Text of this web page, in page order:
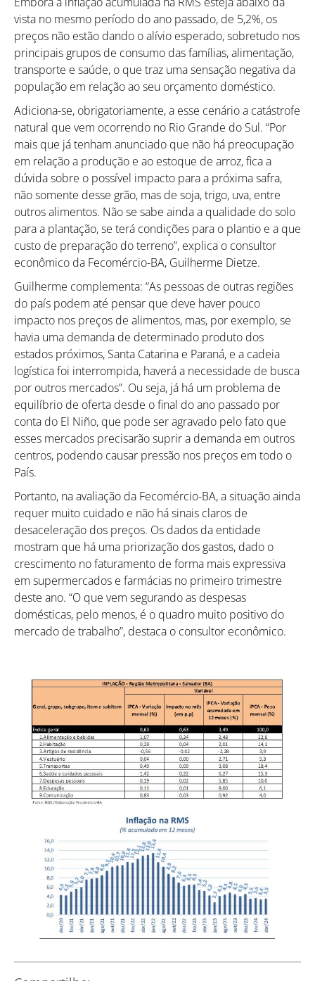
Como utilizar
vista no mesmo período do ano passado, de 5,2%, os
preços não estão dando o alívio esperado, sobretudo nos
principais grupos de consumo das famílias, alimentação,
transporte e saúde, o que traz uma sensação negativa da
população em relação ao seu orçamento doméstico.
Adiciona-se, obrigatoriamente, a esse cenário a catástrofe
natural que vem ocorrendo no Rio Grande do Sul. “Por
mais que já tenham anunciado que não há preocupação
em relação a produção e ao estoque de arroz, fica a
dúvida sobre o possível impacto para a próxima safra,
não somente desse grão, mas de soja, trigo, uva, entre
outros alimentos. Não se sabe ainda a qualidade do solo
para a plantação, se terá condições para o plantio e a que
custo de preparação do terreno”, explica o consultor
econômico da Fecomércio-BA, Guilherme Dietze.
Guilherme complementa: “As pessoas de outras regiões
do país podem até pensar que deve haver pouco
impacto nos preços de alimentos, mas, por exemplo, se
havia uma demanda de determinado produto dos
estados próximos, Santa Catarina e Paraná, e a cadeia
logística foi interrompida, haverá a necessidade de busca
por outros mercados”. Ou seja, já há um problema de
equilíbrio de oferta desde o final do ano passado por
conta do El Niño, que pode ser agravado pelo fato que
esses mercados precisarão suprir a demanda em outros
centros, podendo causar pressão nos preços em todo o
País.
Portanto, na avaliação da Fecomércio-BA, a situação ainda
requer muito cuidado e não há sinais claros de
desaceleração dos preços. Os dados da entidade
mostram que há uma priorização dos gastos, dado o
crescimento no faturamento de forma mais expressiva
em supermercados e farmácias no primeiro trimestre
deste ano. “O que vem segurando as despesas
domésticas, pelo menos, é o quadro muito positivo do
mercado de trabalho”, destaca o consultor econômico.